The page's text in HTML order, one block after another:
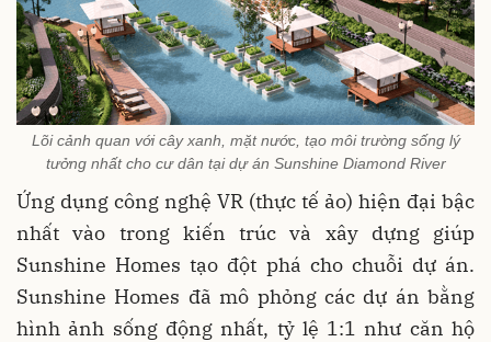
Lõi cảnh quan với cây xanh, mặt nước, tạo môi trường sống lý
tưởng nhất cho cư dân tại dự án Sunshine Diamond River
Ứng dụng công nghệ VR (thực tế ảo) hiện đại bậc
nhất vào trong kiến trúc và xây dựng giúp
Sunshine Homes tạo đột phá cho chuỗi dự án.
Sunshine Homes đã mô phỏng các dự án bằng
hình ảnh sống động nhất, tỷ lệ 1:1 như căn hộ